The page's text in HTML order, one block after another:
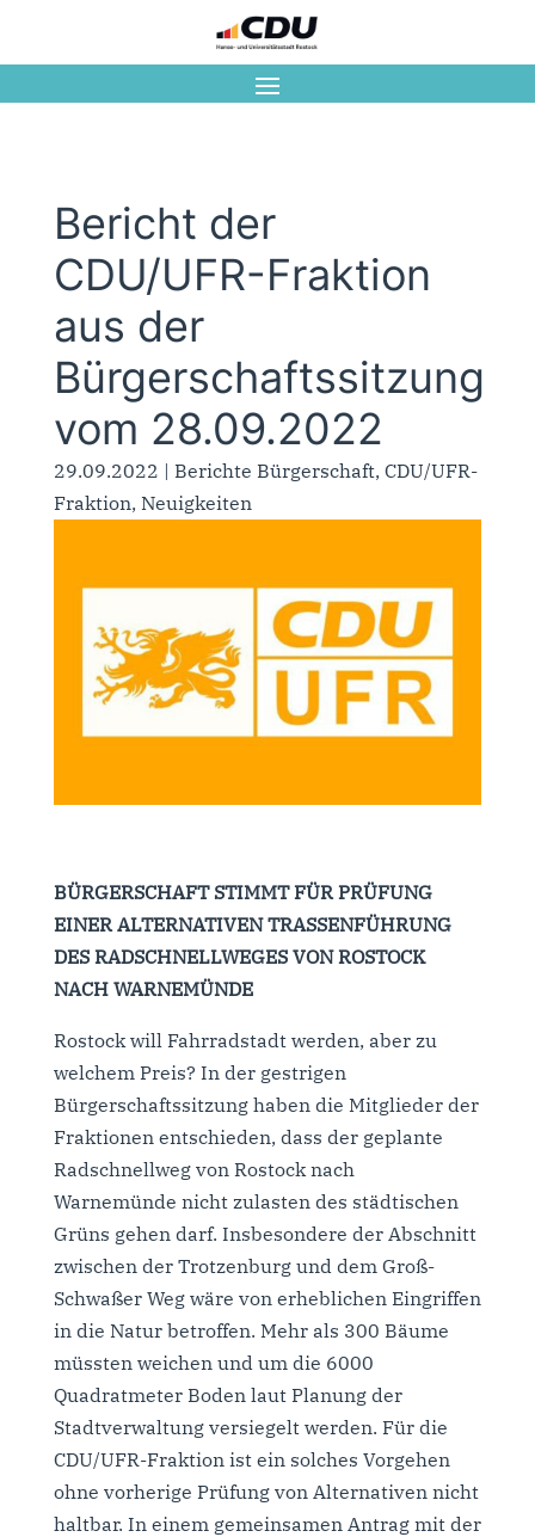
Bericht der
CDU/UFR-Fraktion
aus der
Bürgerschaftssitzung
vom 28.09.2022
29.09.2022 | Berichte Bürgerschaft, CDU/UFR-
Fraktion, Neuigkeiten
BÜRGERSCHAFT STIMMT FÜR PRÜFUNG
EINER ALTERNATIVEN TRASSENFÜHRUNG
DES RADSCHNELLWEGES VON ROSTOCK
NACH WARNEMÜNDE
Rostock will Fahrradstadt werden, aber zu
welchem Preis? In der gestrigen
Bürgerschaftssitzung haben die Mitglieder der
Fraktionen entschieden, dass der geplante
Radschnellweg von Rostock nach
Warnemünde nicht zulasten des städtischen
Grüns gehen darf. Insbesondere der Abschnitt
zwischen der Trotzenburg und dem Groß-
Schwaßer Weg wäre von erheblichen Eingriffen
in die Natur betroffen. Mehr als 300 Bäume
müssten weichen und um die 6000
Quadratmeter Boden laut Planung der
Stadtverwaltung versiegelt werden. Für die
CDU/UFR-Fraktion ist ein solches Vorgehen
ohne vorherige Prüfung von Alternativen nicht
haltbar. In einem gemeinsamen Antrag mit der